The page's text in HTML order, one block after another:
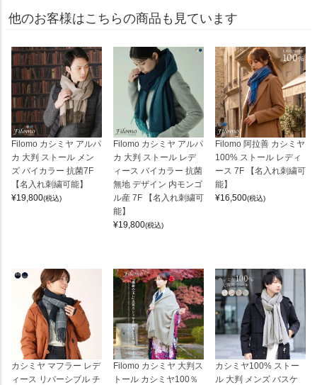
他のお客様はこちらの商品も見ています
Filomo カシミヤ アルパ
カ 大判 ストール メン
ズ バイカラー 抗菌7F
【名入れ刺繍可能】
¥19,800(税込)
Filomo カシミヤ アルパ
カ 大判 ストール レデ
ィース バイカラー 抗菌
無地 デザイン 内モンゴ
ル産 7F 【名入れ刺繍可
能】
¥19,800(税込)
Filomo 阿拉善 カシミヤ
100% ストール レディ
ース 7F 【名入れ刺繍可
能】
¥16,500(税込)
カシミヤ マフラー レデ
ィース リバーシブル チ
Filomo カシミヤ 大判ス
トール カシミヤ100％
カシミヤ100% ストー
ル 大判 メンズ バスケ